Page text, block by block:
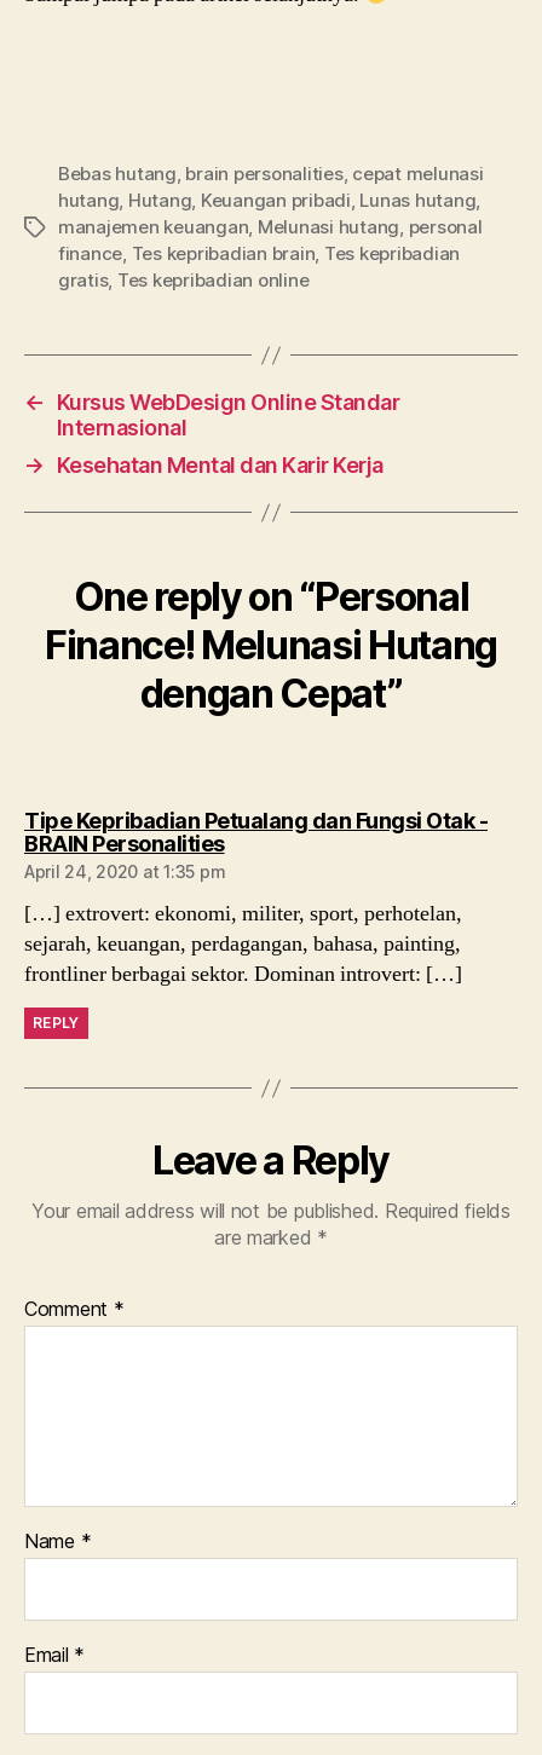
Bebas hutang, brain personalities, cepat melunasi
hutang, Hutang, Keuangan pribadi, Lunas hutang,
manajemen keuangan, Melunasi hutang, personal
finance, Tes kepribadian brain, Tes kepribadian
gratis, Tes kepribadian online
←
Kursus WebDesign Online Standar
Internasional
→
Kesehatan Mental dan Karir Kerja
One reply on “Personal
Finance! Melunasi Hutang
dengan Cepat”
Tipe Kepribadian Petualang dan Fungsi Otak -
BRAIN Personalities
April 24, 2020 at 1:35 pm
[…] extrovert: ekonomi, militer, sport, perhotelan,
sejarah, keuangan, perdagangan, bahasa, painting,
frontliner berbagai sektor. Dominan introvert: […]
REPLY
Leave a Reply
Your email address will not be published. Required fields
are marked *
Comment *
Name *
Email *